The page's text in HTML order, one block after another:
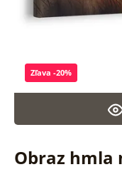
Obraz hmla
Zľava -20%